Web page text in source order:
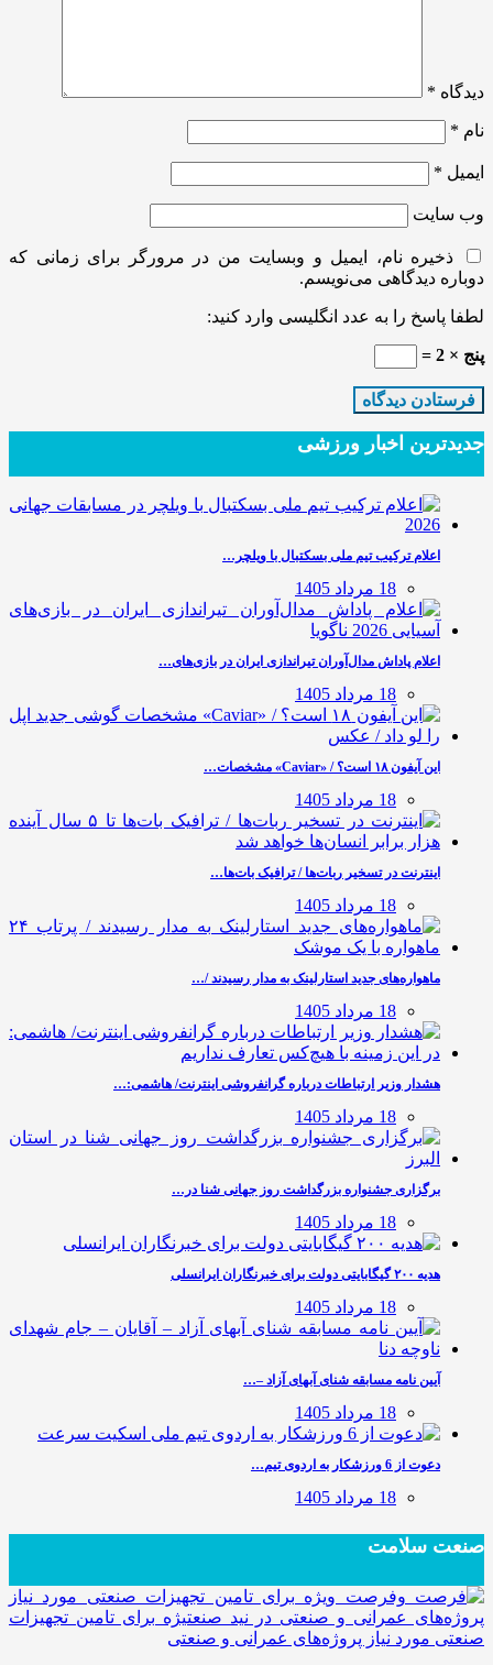
دیدگاه *
نام *
ایمیل *
وب‌ سایت
ذخیره نام، ایمیل و وبسایت من در مرورگر برای زمانی که
دوباره دیدگاهی می‌نویسم.
لطفا پاسخ را به عدد انگلیسی وارد کنید:
پنج × 2 =
جدیدترین‌ اخبار ورزشی
اعلام ترکیب تیم ملی بسکتبال با ویلچر…
18 مرداد 1405
اعلام پاداش مدال‌آوران تیراندازی ایران در بازی‌های…
18 مرداد 1405
این آیفون ۱۸ است؟ / «Caviar» مشخصات…
18 مرداد 1405
اینترنت در تسخیر ربات‌ها / ترافیک بات‌ها…
18 مرداد 1405
ماهواره‌های جدید استارلینک به مدار رسیدند /…
18 مرداد 1405
هشدار وزیر ارتباطات درباره گرانفروشی اینترنت/ هاشمی:…
18 مرداد 1405
برگزاری جشنواره بزرگداشت روز جهانی شنا در…
18 مرداد 1405
هدیه ۲۰۰ گیگابایتی دولت برای خبرنگاران ایرانسلی
18 مرداد 1405
آیین نامه مسابقه شنای آبهای آزاد –…
18 مرداد 1405
دعوت از 6 ورزشکار به اردوی تیم…
18 مرداد 1405
صنعت سلامت